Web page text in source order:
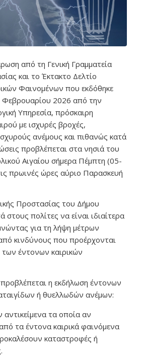
από τη Γενική Γραμματεία
και το Έκτακτο Δελτίο
Φαινομένων που εκδόθηκε
2026 από την
Υπηρεσία, πρόσκαιρη
με ισχυρές βροχές,
ανέμους και πιθανώς κατά
προβλέπεται στα νησιά του
Αιγαίου σήμερα Πέμπτη (05-
πρωινές ώρες αύριο Παρασκευή
Προστασίας του Δήμου
στους πολίτες να είναι ιδιαίτερα
για τη λήψη μέτρων
κινδύνους που προέρχονται
έντονων καιρικών
η εκδήλωση έντονων
ή θυελλωδών ανέμων:
τα οποία αν
τα έντονα καιρικά φαινόμενα
καταστροφές ή